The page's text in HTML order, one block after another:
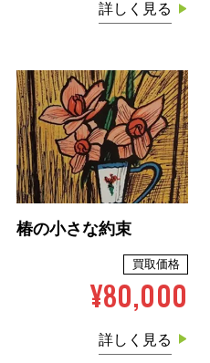
詳しく見る
椿の小さな約束
買取価格
¥80,000
詳しく見る